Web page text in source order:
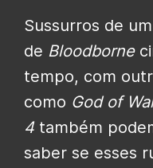
Sussurros de
de Bloodborne
tempo, com
como God of
4também
saber se esses